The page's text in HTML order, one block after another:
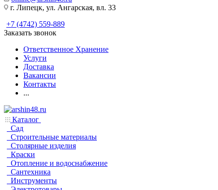
г. Липецк, ул. Ангарская, вл. 33
+7 (4742) 559-889
Заказать звонок
Ответственное Хранение
Услуги
Доставка
Вакансии
Контакты
...
Каталог
Сад
Строительные материалы
Столярные изделия
Краски
Отопление и водоснабжение
Сантехника
Инструменты